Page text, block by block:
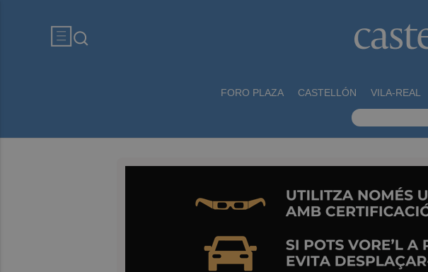
FORO PLAZA CASTELLÓN VILA-REAL